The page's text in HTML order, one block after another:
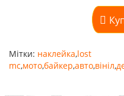
Мітки: наклейка,lost
mc,мото,байкер,авто,вініл,